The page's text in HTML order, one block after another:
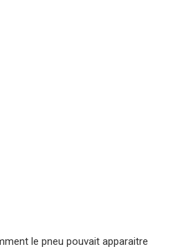
le pneu pouvait apparaitre